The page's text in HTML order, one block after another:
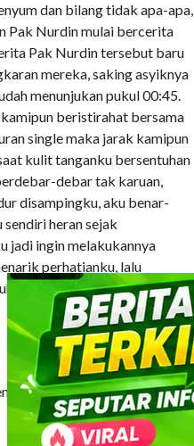
dan bilang tidak apa-apa,
Pak Nurdin mulai bercerita
Pak Nurdin tersebut baru
mereka, saking asyiknya
menunjukan pukul 00:45.
beristirahat bersama
single maka jarak kamipun
kulit tanganku bersentuhan
debar tak karuan,
disampingku, aku benar-
heran sejak
jadi ingin melakukannya
perhatianku, lalu
Pak Nurdin yang telah
Rian nggak biasa kalau tidur